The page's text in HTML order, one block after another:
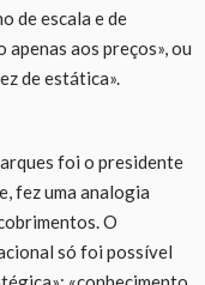
de escala e de
aos preços», ou
de estática».
foi o presidente
fez uma analogia
O
só foi possível